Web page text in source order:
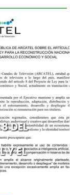
DEL
Y EL